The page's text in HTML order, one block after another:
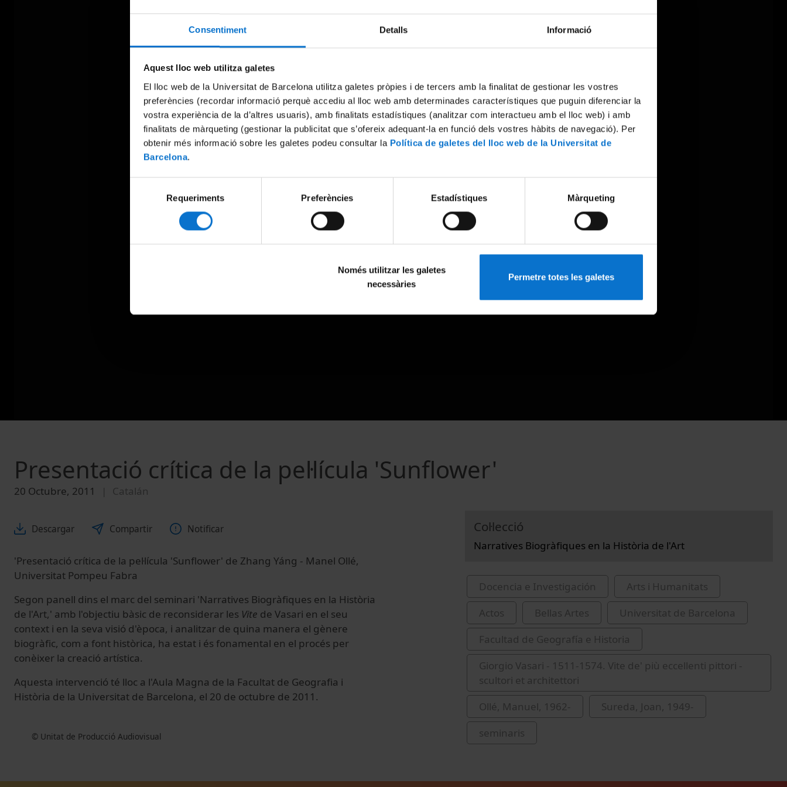
Consentiment Detalls Informació
Aquest lloc web utilitza galetes
El lloc web de la Universitat de Barcelona utilitza galetes pròpies i de tercers amb la finalitat de gestionar les vostres
preferències (recordar informació perquè accediu al lloc web amb determinades característiques que puguin diferenciar la
vostra experiència de la d’altres usuaris), amb finalitats estadístiques (analitzar com interactueu amb el lloc web) i amb
finalitats de màrqueting (gestionar la publicitat que s’ofereix adequant-la en funció dels vostres hàbits de navegació). Per
obtenir més informació sobre les galetes podeu consultar la Política de galetes del lloc web de la Universitat de
Barcelona.
consentiment
Requeriments Preferències Estadístiques Màrqueting
Només utilitzar les galetes
necessàries
Permetre totes les galetes
Try again
Presentació crítica de la pel·lícula 'Sunflower'
20 Octubre, 2011 Catalán
Descargar Compartir Notificar
'Presentació crítica de la pel·lícula 'Sunflower' de Zhang Yáng - Manel Ollé,
Universitat Pompeu Fabra
Segon panell dins el marc del seminari 'Narratives Biogràfiques en la Història
de l'Art,' amb l'objectiu bàsic de reconsiderar les Vite de Vasari en el seu
context i en la seva visió d'època, i analitzar de quina manera el gènere
biogràfic, com a font històrica, ha estat i és fonamental en el procés per
conèixer la creació artística.
Aquesta intervenció té lloc a l'Aula Magna de la Facultat de Geografia i
Història de la Universitat de Barcelona, el 20 de octubre de 2011.
© Unitat de Producció Audiovisual
Col·lecció
Narratives Biogràfiques en la Història de l'Art
Docencia e Investigación
Arts i Humanitats
Actos
Bellas Artes
Universitat de Barcelona
Facultad de Geografía e Historia
Giorgio Vasari - 1511-1574. Vite de' più eccellenti pittori -
scultori et architettori
Ollé, Manuel, 1962-
Sureda, Joan, 1949-
seminaris